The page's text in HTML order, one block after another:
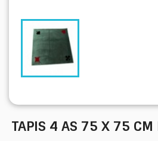
TAPIS 4 AS 75 X 75 CM